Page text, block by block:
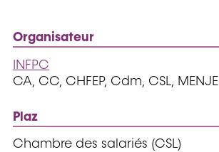
Organisateur
INFPC
CA, CC, CHFEP, Cdm, CSL, MENJE
Plaz
Chambre des salariés (CSL)